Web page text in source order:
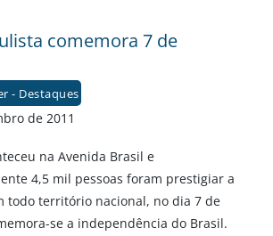
comemora 7 de
- Destaques
de 2011
na Avenida Brasil e
4,5 mil pessoas foram prestigiar a
todo território nacional, no dia 7 de
se a independência do Brasil.